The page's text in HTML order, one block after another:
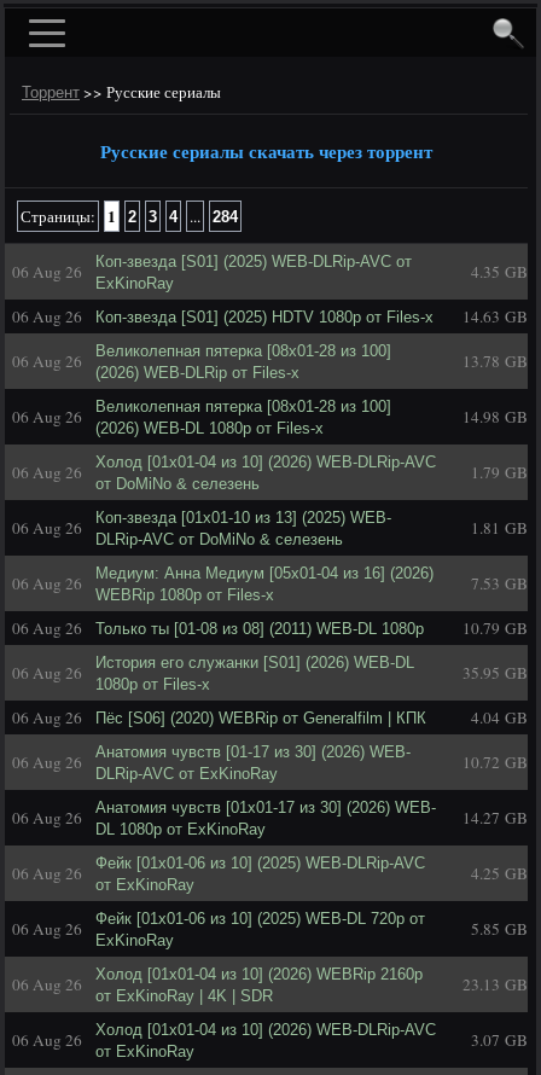
Торрент >> Русские сериалы
Русские сериалы скачать через торрент
Страницы: 1 2 3 4 ... 284
06 Aug 26
Коп-звезда [S01] (2025) WEB-DLRip-AVC от
ExKinoRay
4.35 GB
06 Aug 26 Коп-звезда [S01] (2025) HDTV 1080р от Files-x 14.63 GB
06 Aug 26
Великолепная пятерка [08x01-28 из 100]
(2026) WEB-DLRip от Files-x
13.78 GB
06 Aug 26
Великолепная пятерка [08x01-28 из 100]
(2026) WEB-DL 1080p от Files-x
14.98 GB
06 Aug 26
Холод [01х01-04 из 10] (2026) WEB-DLRip-AVC
от DoMiNo & селезень
1.79 GB
06 Aug 26
Коп-звезда [01x01-10 из 13] (2025) WEB-
DLRip-AVC от DoMiNo & селезень
1.81 GB
06 Aug 26
Медиум: Анна Медиум [05x01-04 из 16] (2026)
WEBRip 1080p от Files-x
7.53 GB
06 Aug 26 Только ты [01-08 из 08] (2011) WEB-DL 1080p 10.79 GB
06 Aug 26
История его служанки [S01] (2026) WEB-DL
1080p от Files-x
35.95 GB
06 Aug 26 Пёс [S06] (2020) WEBRip от Generalfilm | КПК 4.04 GB
06 Aug 26
Анатомия чувств [01-17 из 30] (2026) WEB-
DLRip-AVC от ExKinoRay
10.72 GB
06 Aug 26
Анатомия чувств [01x01-17 из 30] (2026) WEB-
DL 1080p от ExKinoRay
14.27 GB
06 Aug 26
Фейк [01x01-06 из 10] (2025) WEB-DLRip-AVC
от ExKinoRay
4.25 GB
06 Aug 26
Фейк [01х01-06 из 10] (2025) WEB-DL 720p от
ExKinoRay
5.85 GB
06 Aug 26
Холод [01х01-04 из 10] (2026) WEBRip 2160p
от ExKinoRay | 4K | SDR
23.13 GB
06 Aug 26
Холод [01x01-04 из 10] (2026) WEB-DLRip-AVC
от ExKinoRay
3.07 GB